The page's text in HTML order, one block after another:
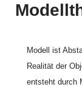
Modell ist
Realität der
entsteht durch